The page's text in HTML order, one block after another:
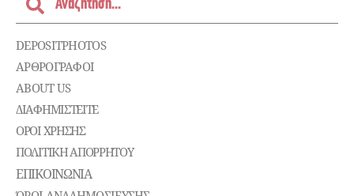
DEPOSITPHOTOS
ΑΡΘΡΟΓΡΑΦΟΙ
ABOUT US
ΔΙΑΦΗΜΙΣΤΕΊΤΕ
ΌΡΟΙ ΧΡΉΣΗΣ
ΠΟΛΙΤΙΚΉ ΑΠΟΡΡΉΤΟΥ
ΕΠΙΚΟΙΝΩΝΊΑ